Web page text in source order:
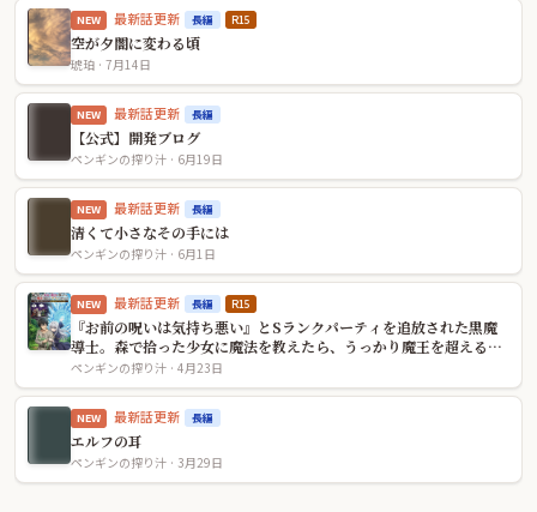
NEW 最新話更新 長編 R15
空が夕闇に変わる頃
琥珀 · 7月14日
NEW 最新話更新 長編
【公式】開発ブログ
ペンギンの搾り汁 · 6月19日
NEW 最新話更新 長編
清くて小さなその手には
ペンギンの搾り汁 · 6月1日
NEW 最新話更新 長編 R15
『お前の呪いは気持ち悪い』とSランクパーティを追放された黒魔
導士。森で拾った少女に魔法を教えたら、うっかり魔王を超えるバ
ケモノに育ちました～今さら戻れと泣きつかれても、過保護な弟子
が絶対に許しません～
ペンギンの搾り汁 · 4月23日
NEW 最新話更新 長編
エルフの耳
ペンギンの搾り汁 · 3月29日